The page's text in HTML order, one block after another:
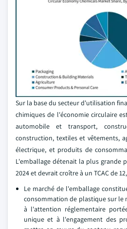
Sur la base du secteur d'utilisation
chimiques de l'économie circulaire
automobile et transport,
construction, textiles et vêtements,
électrique, et produits de
L'emballage détenait la plus grande
2024 et devrait croître à un TCAC de
Le marché de l'emballage
consommation de plastique sur le
à l'attention réglementaire
unique et à l'engagement des